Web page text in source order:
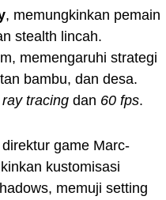
, memungkinkan pemain
stealth lincah.
memengaruhi strategi
bambu, dan desa.
ray tracing dan 60 fps.
game Marc-
kustomisasi
memuji setting